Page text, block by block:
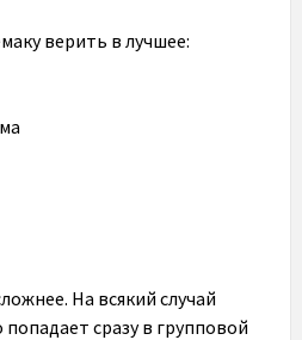
верить в лучшее:
На всякий случай
сразу в групповой